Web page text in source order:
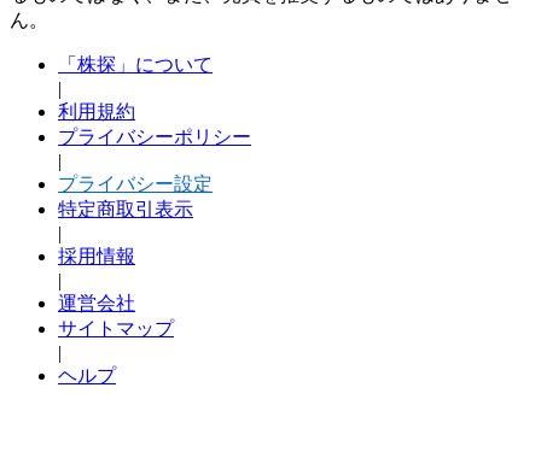
ん。
「株探」について
|
利用規約
プライバシーポリシー
|
プライバシー設定
特定商取引表示
|
採用情報
|
運営会社
サイトマップ
|
ヘルプ